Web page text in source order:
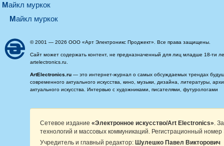
майкл муркок
майкл муркок
© 2001 — 2026 ООО «Арт Электроникс Проджект». Все права защищены.
Сайт может содержать контент, не предназначенный для лиц младше 18-ти
artelectronics.ru.
ArtElectronics.ru — это интернет-журнал о самых обсуждаемых трендах
современного актуального искусства, кино, музыки, дизайна, литературы,
актуального искусства. Интервью с художниками, писателями, футурологами
Сетевое издание «Электронное искусство/Art Electronics» .
технологий и массовых коммуникаций. Регистрационный
Учредитель и главный редактор: Шулешко Павел Викторович